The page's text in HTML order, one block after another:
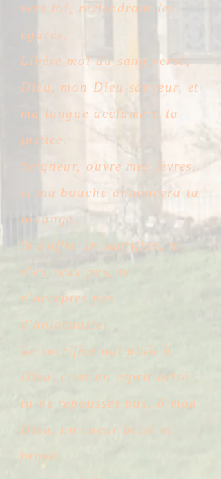
vers toi, reviendront les
égarés.
Libère-moi du sang versé,
Dieu, mon Dieu sauveur, et
ma langue acclamera ta
justice.
Seigneur, ouvre mes lèvres,
et ma bouche annoncera ta
louange.
Si j'offre un sacrifice, tu
n'en veux pas, tu
n'acceptes pas
d'holocauste.
Le sacrifice qui plaît à
Dieu, c'est un esprit brisé ;
tu ne repousses pas, ô mon
Dieu, un coeur brisé et
broyé.